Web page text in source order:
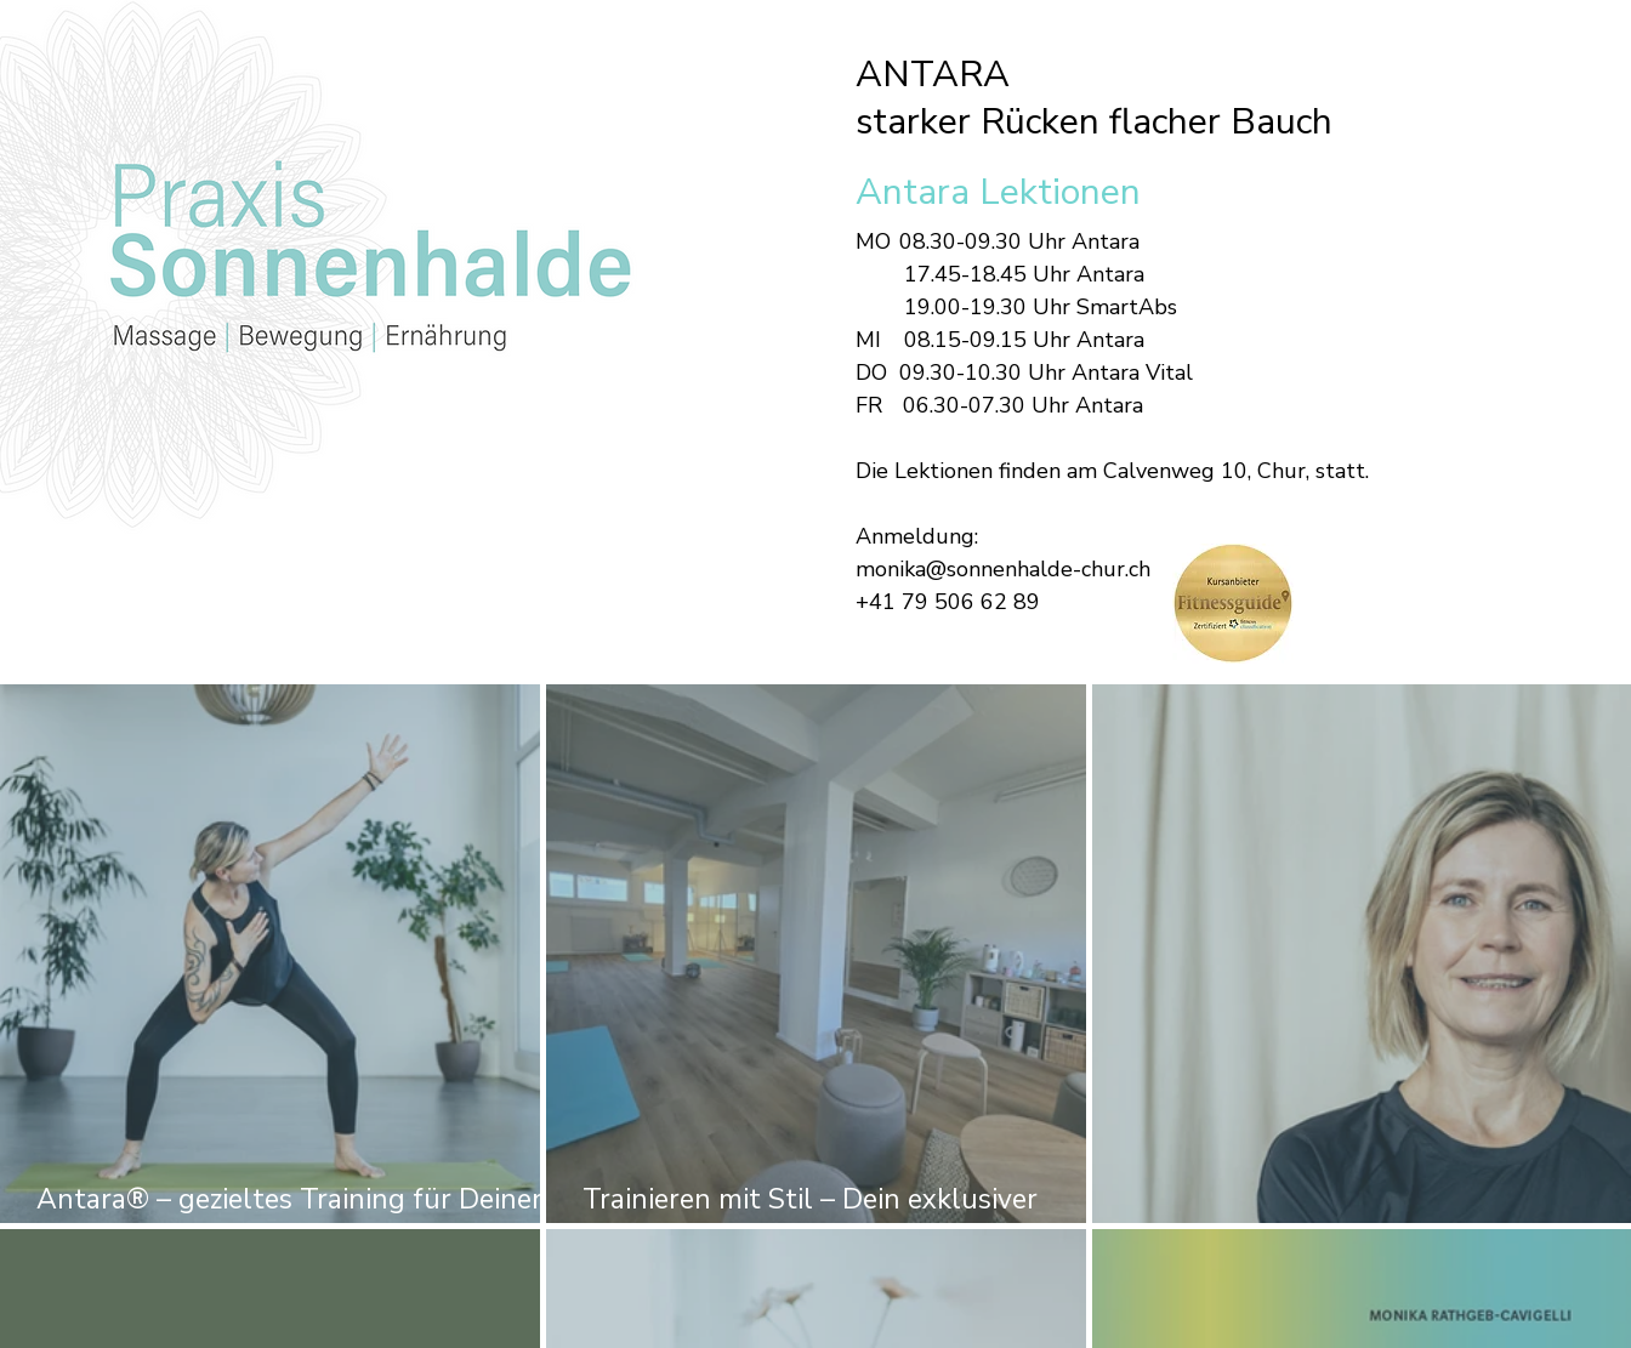
ANTARA
starker Rücken flacher Bauch
Antara Lektionen
MO 08.30-09.30 Uhr Antara
17.45-18.45 Uhr Antara
19.00-19.30 Uhr SmartAbs
MI
08.15-09.15 Uhr Antara
DO 09.30-10.30 Uhr Antara Vital
FR
06.30-07.30 Uhr Antara
Die Lektionen finden am Calvenweg 10, Chur, statt.
Anmeldung:
monika@sonnenhalde-chur.ch
+41 79 506 62 89
Antara® – gezieltes Training für Deinen
Rücken ✨
Trainieren mit Stil – Dein exklusiver
Trainingsraum wartet auf dich!
Rücken-Impulse für Firmen🌟